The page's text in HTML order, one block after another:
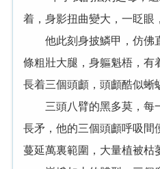
着，身影扭曲變大，一眨眼
他此刻身披鱗甲，仿佛
條粗壯大腿，身軀魁梧，有
長着三個頭顱，頭顱酷似蜥
三頭八臂的黑多莫，每
長矛，他的三個頭顱呼吸間
蔓延萬裏範圍，大量植被枯